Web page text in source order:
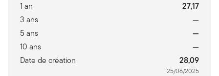
1 an
27,17
3 ans
—
5 ans
—
10 ans
—
Date de création
28,09
25/06/2025